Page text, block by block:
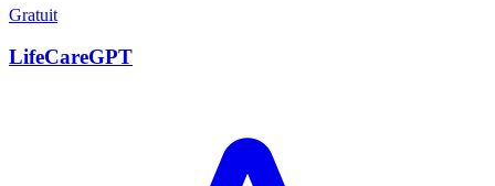
Gratuit
LifeCareGPT